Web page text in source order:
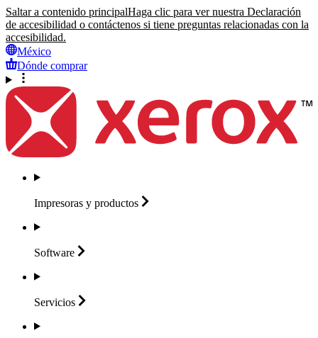
Saltar a contenido principalHaga clic para ver nuestra Declaración
de accesibilidad o contáctenos si tiene preguntas relacionadas con la
accesibilidad.
México
Dónde comprar
Impresoras y productos
Software
Servicios